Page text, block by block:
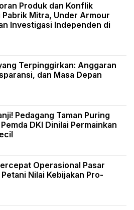
Produk dan Konflik
Pabrik Mitra, Under Armour
Investigasi Independen di
Terpinggirkan: Anggaran
dan Masa Depan
Pedagang Taman Puring
DKI Dinilai Permainkan
Operasional Pasar
Nilai Kebijakan Pro-